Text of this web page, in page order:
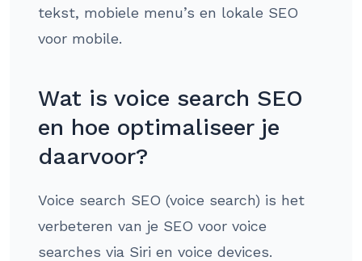
tekst, mobiele menu’s en lokale SEO
voor mobile.
Wat is voice search SEO
en hoe optimaliseer je
daarvoor?
Voice search SEO (voice search) is het
verbeteren van je SEO voor voice
searches via Siri en voice devices.